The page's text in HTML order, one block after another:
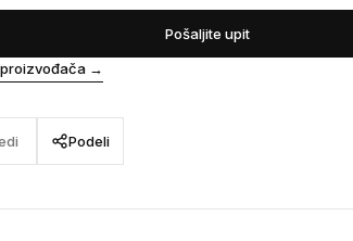
Pošaljite upit
→
Podeli